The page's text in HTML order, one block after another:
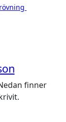
finner